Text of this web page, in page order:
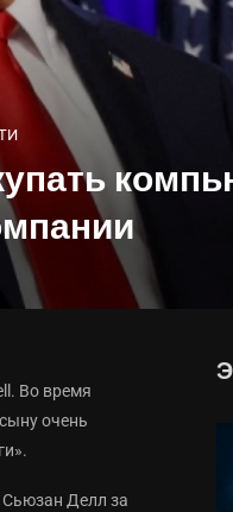
Во время
очень
Делл за